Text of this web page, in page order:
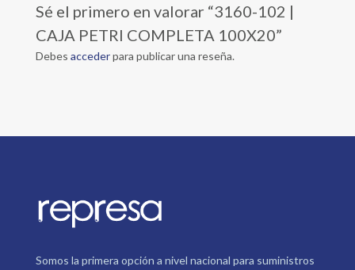
Sé el primero en valorar “3160-102 |
CAJA PETRI COMPLETA 100X20”
Debes accederpara publicar una reseña.
Somos la primera opción a nivel nacional para suministros